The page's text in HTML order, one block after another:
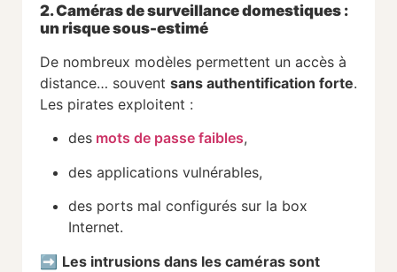
2. Caméras de surveillance domestiques :
un risque sous-estimé
De nombreux modèles permettent un accès à
distance… souvent sans authentification forte.
Les pirates exploitent :
des mots de passe faibles,
des applications vulnérables,
des ports mal configurés sur la box
Internet.
➡️ Les intrusions dans les caméras sont